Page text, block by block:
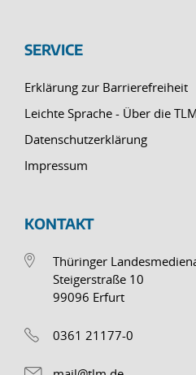
SERVICE
Erklärung zur Barrierefreiheit
Leichte Sprache - Über die TLM
Datenschutzerklärung
Impressum
KONTAKT
Thüringer
Steigerstraße 10
99096 Erfurt
0361 21177-0